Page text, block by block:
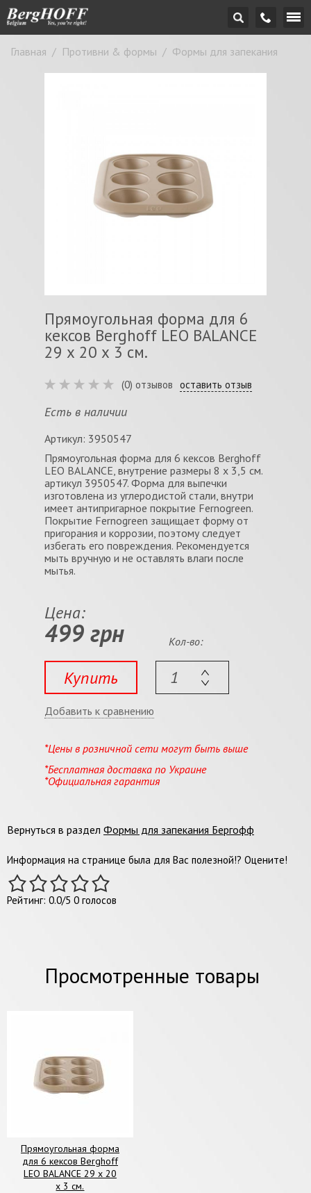
Главная / Противни & формы / Формы для запекания
Прямоугольная форма для 6
кексов Berghoff LEO BALANCE
29 х 20 х 3 см.
(0) отзывов оставить отзыв
Есть в наличии
Артикул: 3950547
Прямоугольная форма для 6 кексов Berghoff
LEO BALANCE, внутрение размеры 8 х 3,5 см.
артикул 3950547. Форма для выпечки
изготовлена из углеродистой стали, внутри
имеет антипригарное покрытие Fernogreen.
Покрытие Fernogreen защищает форму от
пригорания и коррозии, поэтому следует
избегать его повреждения. Рекомендуется
мыть вручную и не оставлять влаги после
мытья.
Цена:
499 грн
Купить
Кол-во:
Добавить к сравнению
*Цены в розничной сети могут быть выше
*Бесплатная доставка по Украине
*Официальная гарантия
Вернуться в раздел Формы для запекания Бергофф
Информация на странице была для Вас полезной!? Оцените!
Рейтинг: 0.0/5 0 голосов
Просмотренные товары
Прямоугольная форма
для 6 кексов Berghoff
LEO BALANCE 29 х 20
х 3 см.